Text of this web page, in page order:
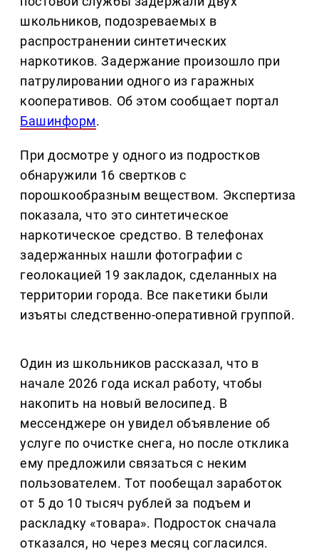
школьников, подозреваемых в
распространении синтетических
наркотиков. Задержание произошло при
патрулировании одного из гаражных
кооперативов. Об этом сообщает портал
Башинформ.
При досмотре у одного из подростков
обнаружили 16 свертков с
порошкообразным веществом. Экспертиза
показала, что это синтетическое
наркотическое средство. В телефонах
задержанных нашли фотографии с
геолокацией 19 закладок, сделанных на
территории города. Все пакетики были
изъяты следственно-оперативной группой.
Один из школьников рассказал, что в
начале 2026 года искал работу, чтобы
накопить на новый велосипед. В
мессенджере он увидел объявление об
услуге по очистке снега, но после отклика
ему предложили связаться с неким
пользователем. Тот пообещал заработок
от 5 до 10 тысяч рублей за подъем и
раскладку «товара». Подросток сначала
отказался, но через месяц согласился.